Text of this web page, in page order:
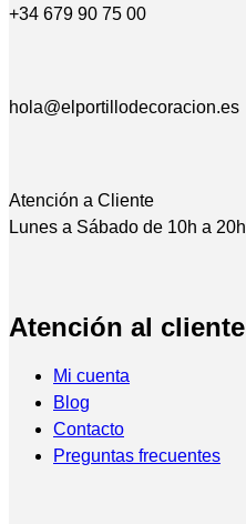
+34 679 90 75 00
hola@elportillodecoracion.es
Atención a Cliente
Lunes a Sábado de 10h a 20h
Atención al cliente
Mi cuenta
Blog
Contacto
Preguntas frecuentes